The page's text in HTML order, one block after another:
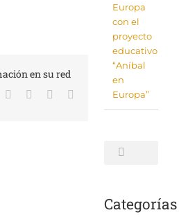
en su red
LinkedInWhatsApp
Europa
con el
proyecto
educativo
“Aníbal
en
Europa”
Buscar:
Categorías